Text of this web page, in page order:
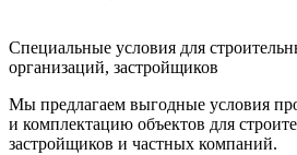
Специальные условия для
организаций, застройщиков
Мы предлагаем выгодные условия
и комплектацию объектов для
застройщиков и частных компаний.